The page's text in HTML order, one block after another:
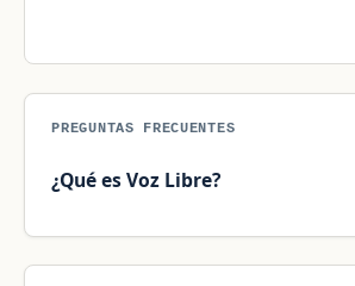
PREGUNTAS FRECUENTES
¿Qué es Voz Libre?